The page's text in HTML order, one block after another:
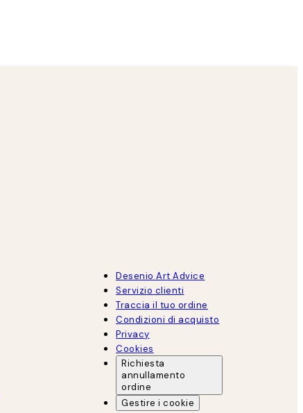
Desenio Art Advice
Servizio clienti
Traccia il tuo ordine
Condizioni di acquisto
Privacy
Cookies
Richiesta
annullamento
ordine
Gestire i cookie